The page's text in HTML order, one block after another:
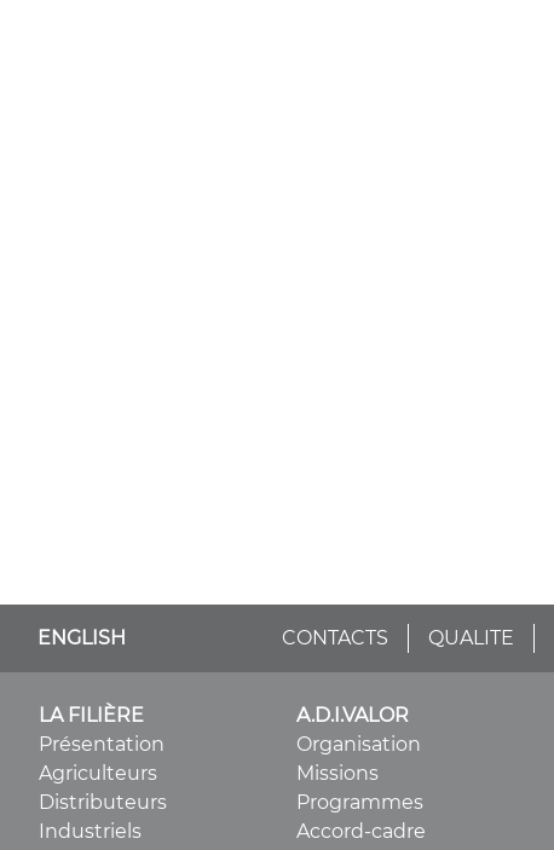
ENGLISH CONTACTS QUALITE
LA FILIÈRE
Présentation
Agriculteurs
Distributeurs
Industriels
A.D.I.VALOR
Organisation
Missions
Programmes
Accord-cadre